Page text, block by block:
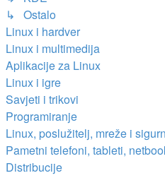
↳ Ostalo
Linux i hardver
Linux i multimedija
Aplikacije za Linux
Linux i igre
Savjeti i trikovi
Programiranje
Linux, poslužitelj, mreže i
Pametni telefoni, tableti,
Distribucije